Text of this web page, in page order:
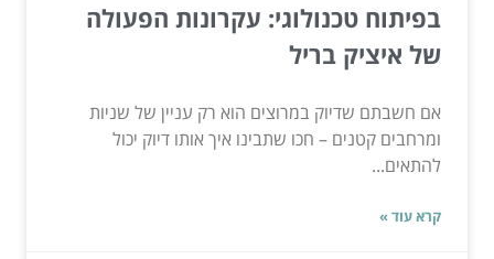
בפיתוח טכנולוגי: עקרונות הפעולה
של איציק בריל
אם חשבתם שדיוק במרוצים הוא רק עניין של שניות
ומרחבים קטנים – חכו שתבינו איך אותו דיוק יכול
להתאים...
קרא עוד »